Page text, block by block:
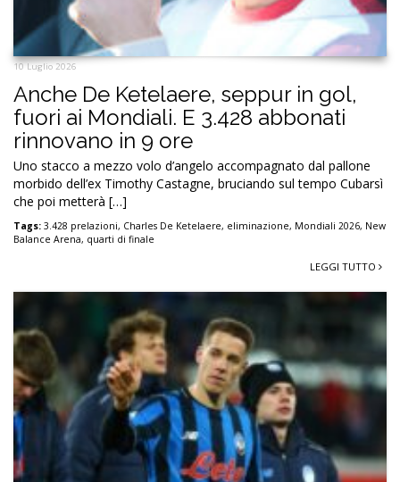
10 Luglio 2026
Anche De Ketelaere, seppur in gol,
fuori ai Mondiali. E 3.428 abbonati
rinnovano in 9 ore
Uno stacco a mezzo volo d’angelo accompagnato dal pallone
morbido dell’ex Timothy Castagne, bruciando sul tempo Cubarsì
che poi metterà […]
Tags: 3.428 prelazioni, Charles De Ketelaere, eliminazione, Mondiali 2026, New
Balance Arena, quarti di finale
LEGGI TUTTO